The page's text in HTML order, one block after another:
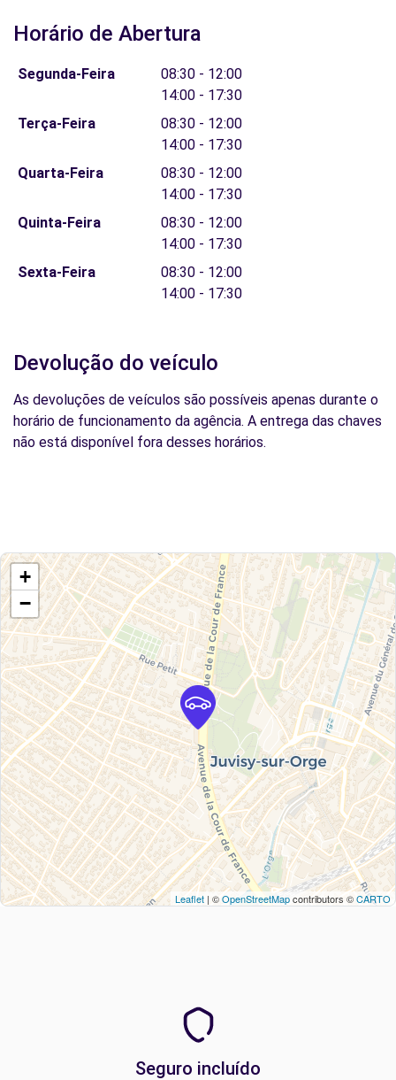
Horário de Abertura
Segunda-Feira
08:30 - 12:00
14:00 - 17:30
Terça-Feira
08:30 - 12:00
14:00 - 17:30
Quarta-Feira
08:30 - 12:00
14:00 - 17:30
Quinta-Feira
08:30 - 12:00
14:00 - 17:30
Sexta-Feira
08:30 - 12:00
14:00 - 17:30
Devolução do veículo
As devoluções de veículos são possíveis apenas durante o
horário de funcionamento da agência. A entrega das chaves
não está disponível fora desses horários.
+
−
Leaflet | ©OpenStreetMapcontributors ©CARTO
Seguro incluído